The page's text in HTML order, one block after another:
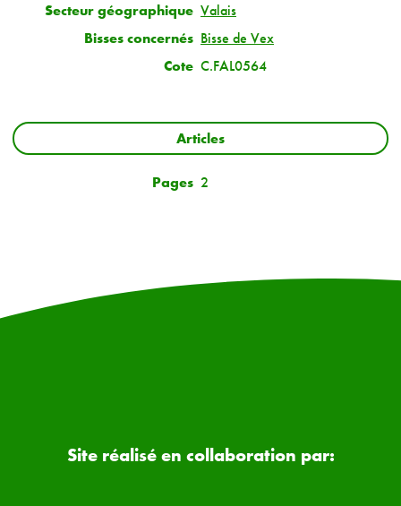
Secteur géographique Valais
Bisses concernés Bisse de Vex
Cote C.FAL0564
Articles
Pages 2
Site réalisé en collaboration par: